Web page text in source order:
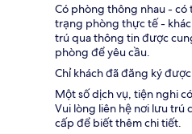
Có phòng thông nhau -
trạng phòng thực tế -
trú qua thông tin được
phòng để yêu cầu.
Chỉ khách đã đăng ký
Một số dịch vụ, tiện nghi
Vui lòng liên hệ nơi lưu trú
cấp để biết thêm chi tiết.